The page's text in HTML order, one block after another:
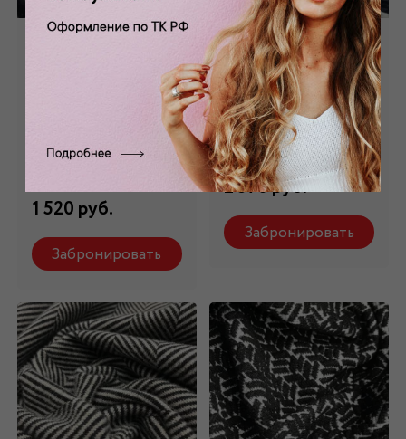
вискоза,22 % п/э, 3%
1 520 руб.
Забронировать
Трикотаж в сине-
белую полоску
ТР-10695
Состав: 35%
вискоза,65% п/э
2 570 руб.
Забронировать